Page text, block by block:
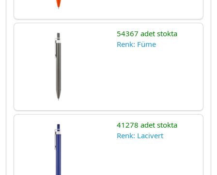
54367 adet stokta
Renk: Füme
41278 adet stokta
Renk: Lacivert